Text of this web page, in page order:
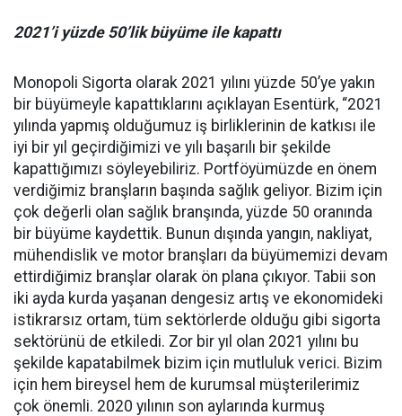
2021’i yüzde 50’lik büyüme ile kapattı
Monopoli Sigorta olarak 2021 yılını yüzde 50’ye yakın
bir büyümeyle kapattıklarını açıklayan Esentürk, “2021
yılında yapmış olduğumuz iş birliklerinin de katkısı ile
iyi bir yıl geçirdiğimizi ve yılı başarılı bir şekilde
kapattığımızı söyleyebiliriz. Portföyümüzde en önem
verdiğimiz branşların başında sağlık geliyor. Bizim için
çok değerli olan sağlık branşında, yüzde 50 oranında
bir büyüme kaydettik. Bunun dışında yangın, nakliyat,
mühendislik ve motor branşları da büyümemizi devam
ettirdiğimiz branşlar olarak ön plana çıkıyor. Tabii son
iki ayda kurda yaşanan dengesiz artış ve ekonomideki
istikrarsız ortam, tüm sektörlerde olduğu gibi sigorta
sektörünü de etkiledi. Zor bir yıl olan 2021 yılını bu
şekilde kapatabilmek bizim için mutluluk verici. Bizim
için hem bireysel hem de kurumsal müşterilerimiz
çok önemli. 2020 yılının son aylarında kurmuş